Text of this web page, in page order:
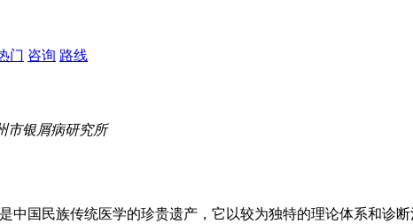
门 咨询 路线
市银屑病研究所
中国民族传统医学的珍贵遗产，它以较为独特的理论体系和诊